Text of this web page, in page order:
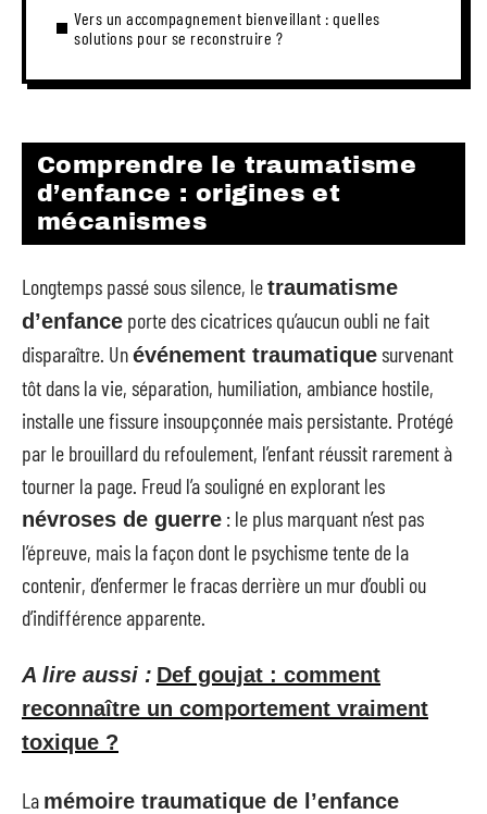
Vers un accompagnement bienveillant : quelles
solutions pour se reconstruire ?
Comprendre le traumatisme
d’enfance : origines et
mécanismes
Longtemps passé sous silence, letraumatisme
d’enfance porte des cicatrices qu’aucun oubli ne fait
disparaître. Unévénement traumatiquesurvenant
tôt dans la vie, séparation, humiliation, ambiance hostile,
installe une fissure insoupçonnée mais persistante. Protégé
par le brouillard du refoulement, l’enfant réussit rarement à
tourner la page. Freud l’a souligné en explorant les
névroses de guerre : le plus marquant n’est pas
l’épreuve, mais la façon dont le psychisme tente de la
contenir, d’enfermer le fracas derrière un mur d’oubli ou
d’indifférence apparente.
A lire aussi : Def goujat : comment
reconnaître un comportement vraiment
toxique ?
La mémoire traumatique de l’enfance